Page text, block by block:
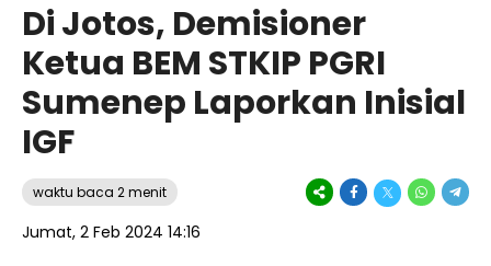
Di Jotos, Demisioner
Ketua BEM STKIP PGRI
Sumenep Laporkan Inisial
IGF
waktu baca 2 menit
Jumat, 2 Feb 2024 14:16